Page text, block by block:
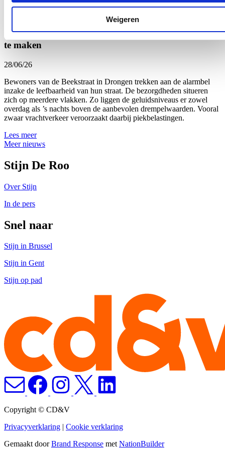
Weigeren
Lees meer
10 jaar nadat heraanleg strandde op onteigening
voortuinen: nieuwe poging om drukke straat veiliger
te maken
28/06/26
Bewoners van de Beekstraat in Drongen trekken aan de alarmbel
inzake de leefbaarheid van hun straat. De bezorgdheden situeren
zich op meerdere vlakken. Zo liggen de geluidsniveaus er zowel
overdag als ’s nachts boven de aanbevolen drempelwaarden. Vooral
zwaar vrachtverkeer veroorzaakt daarbij piekbelastingen.
Lees meer
Meer nieuws
Stijn De Roo
Over Stijn
In de pers
Snel naar
Stijn in Brussel
Stijn in Gent
Stijn op pad
Copyright © CD&V
Privacyverklaring | Cookie verklaring
Gemaakt doorBrand Response metNationBuilder